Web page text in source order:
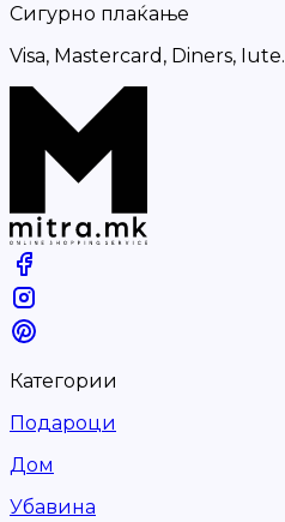
Сигурно плаќање
Visa, Mastercard, Diners, Iute.
Категории
Подароци
Дом
Убавина